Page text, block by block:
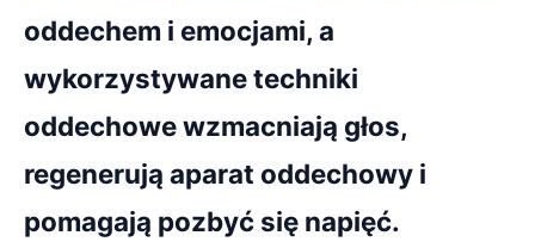
oddechem i emocjami, a
wykorzystywane techniki
oddechowe wzmacniają głos,
regenerują aparat oddechowy i
pomagają pozbyć się napięć.